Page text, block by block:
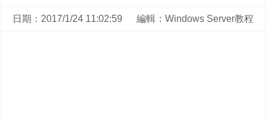
日期：2017/1/24 11:02:59 編輯：Windows Server教程